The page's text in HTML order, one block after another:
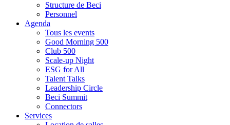
Structure de Beci
Personnel
Agenda
Tous les events
Good Morning 500
Club 500
Scale-up Night
ESG for All
Talent Talks
Leadership Circle
Beci Summit
Connectors
Services